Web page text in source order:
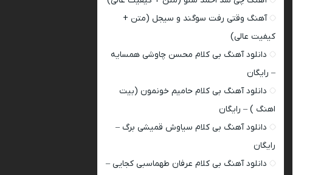
آهنگ وقتی رفت سوگند و سیجل (متن +
کیفیت عالی)
دانلود آهنگ بی کلام محسن چاوشی همسایه
– رایگان
دانلود آهنگ بی کلام حامیم خونمون (بیت
اهنگ ) – رایگان
دانلود آهنگ بی کلام سیاوش قمیشی برگ –
رایگان
دانلود آهنگ بی کلام عرفان طهماسبی کجایی –